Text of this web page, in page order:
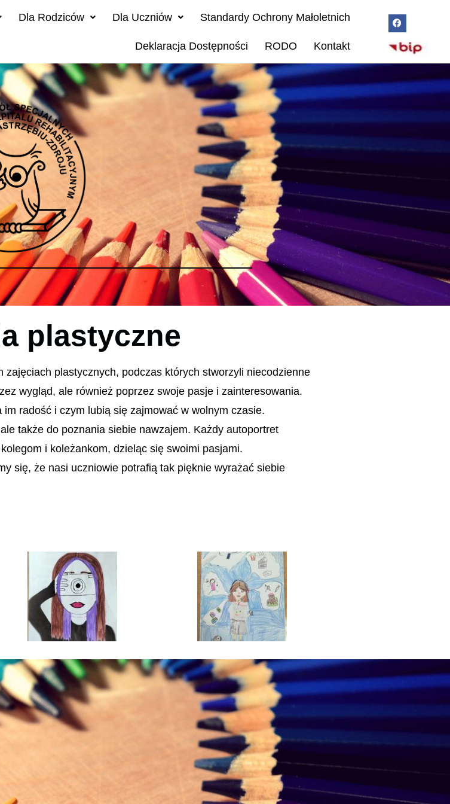
Dla Rodziców Dla Uczniów Standardy Ochrony Małoletnich
Deklaracja Dostępności RODO Kontakt
plastyczne
zajęciach plastycznych, podczas których stworzyli niecodzienne
wygląd, ale również poprzez swoje pasje i zainteresowania.
radość i czym lubią się zajmować w wolnym czasie.
także do poznania siebie nawzajem. Każdy autoportret
i koleżankom, dzieląc się swoimi pasjami.
się, że nasi uczniowie potrafią tak pięknie wyrażać siebie